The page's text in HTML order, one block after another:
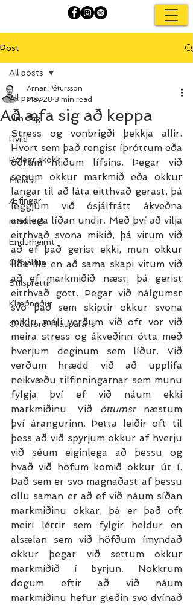
Post
All posts
Um mig
Hvíld
Rólegt skokk
Meiðsli
Æfingar
markmið
Endurheimt
Ofþjálfun
Stílsprettir
Klæðnaður
Orðaforði Hlauparans
All posts
Að æfa sig að keppa
Arnar Pétursson
May 28 3 min read
Stress og vonbrigði þekkja allir.
Hvort sem það tengist íþróttum eða
öðrum hliðum lífsins. Þegar við
setjum okkur markmið eða okkur
langar til að láta eitthvað gerast, þá
leggjum við ósjálfrátt ákveðna
andlega líðan undir. Með því að vilja
eitthvað svona mikið, þá vitum við
að ef það gerist ekki, mun okkur
líða illa en að sama skapi vitum við
að ef markmiðið næst, þá gerist
eitthvað gott. Þegar við nálgumst
svo það sem skiptir okkur svona
miklu máli verðum við oft vör við
meira stress og ákveðinn ótta með
hverjum deginum sem líður. Við
verðum hrædd við að upplifa
neikvæðu tilfinningarnar sem munu
fylgja því ef við náum ekki
markmiðinu. Við óttumst næstum
því árangurinn. Þetta leiðir oft til
þess að við spyrjum okkur af hverju
við séum eiginlega að þessu og
hvað við höfum komið okkur út í.
Það sem er svo magnaðast af þessu
öllu saman er að ef við náum síðan
markmiðinu okkar, þá er það oft
meiri léttir sem fylgir heldur en
alsælan sem við höfðum ímyndað
okkur þegar við settum okkur
markmiðið í byrjun. Nokkrum
dögum eftir að við náum
markmiðinu hefur gleðin svo dvínað